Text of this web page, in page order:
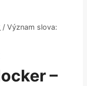
/ Význam slova:
–